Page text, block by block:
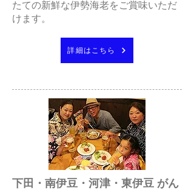
たての新鮮な伊勢海老をご賞味いただ
けます。
詳細はこちら
下田・南伊豆・河津・東伊豆 がん